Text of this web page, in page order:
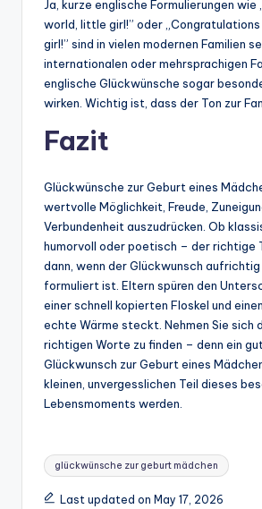
Ja, kurze englische Formulierungen
world, little girl!” oder
girl!” sind in vielen modernen Familien
internationalen oder mehrsprachigen
englische Glückwünsche sogar
wirken. Wichtig ist, dass der Ton zur
Fazit
Glückwünsche zur Geburt eines
wertvolle Möglichkeit, Freude,
Verbundenheit auszudrücken. Ob
humorvoll oder poetisch – der richtige
dann, wenn der Glückwunsch aufrichtig
formuliert ist. Eltern spüren den
einer schnell kopierten Floskel und
echte Wärme steckt. Nehmen Sie sich
richtigen Worte zu finden – denn ein
Glückwunsch zur Geburt eines
kleinen, unvergesslichen Teil dieses
Lebensmoments werden.
Tags:
glückwünsche zur geburt mädchen
Last updated on May 17, 2026